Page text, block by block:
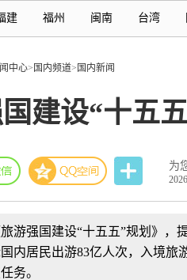
建 福州 闽南 台湾
中心> 国内频道> 国内新闻
国建设“十五
为
游强国建设“十五五”规划》，
内居民出游83亿人次，入境旅
务。